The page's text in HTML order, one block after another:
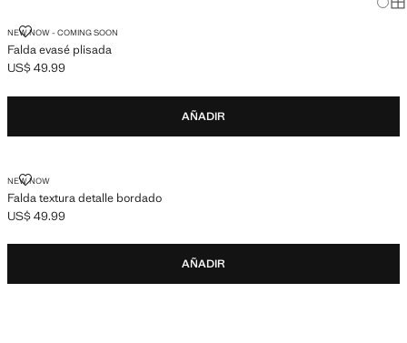
NEW NOW - COMING SOON
Falda evasé plisada
FALDA EVASÉ PLISADA
Precio actual [US$ 49.99 ]
US$ 49.99
AÑADIR
NEW NOW
Falda textura detalle bordado
FALDA TEXTURA DETALLE BORDADO
Precio actual [US$ 49.99 ]
US$ 49.99
AÑADIR